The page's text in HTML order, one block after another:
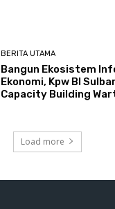
BERITA UTAMA
Bangun Ekosistem
Ekonomi, Kpw BI
Capacity Building
Load more